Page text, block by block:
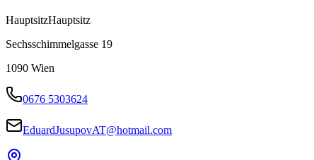
HauptsitzHauptsitz
Sechsschimmelgasse 19
1090 Wien
0676 5303624
EduardJusupovAT@hotmail.com